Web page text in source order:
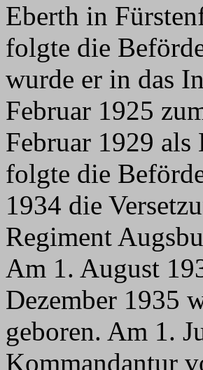
Eberth in
folgte die
wurde er in das
Februar 1925
Februar 1929
folgte die
1934 die
Regiment
Am 1. August
Dezember 1935
geboren. Am 1.
Kommandantur